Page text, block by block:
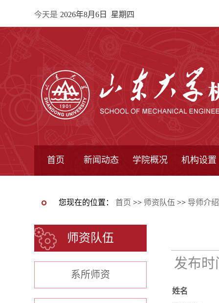
今天是 2026年8月6日 星期四
首页 新闻动态 学院概况 机构设置
您现在的位置： 首页 >> 师资队伍 >> 导师介绍
师资队伍
系所师资
发布
姓名